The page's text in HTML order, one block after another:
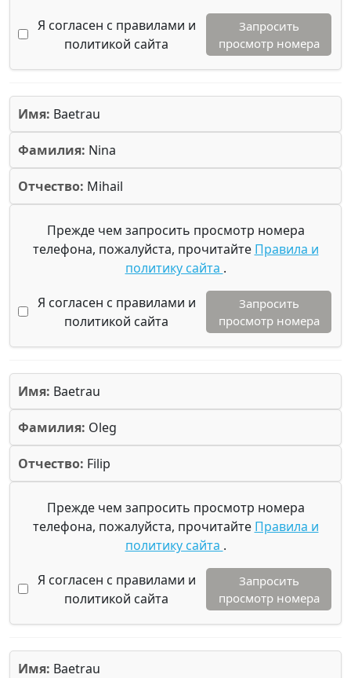
Я согласен с правилами и
политикой сайта
Запросить
просмотр номера
Имя: Baetrau
Фамилия: Nina
Отчество: Mihail
Прежде чем запросить просмотр номера
телефона, пожалуйста, прочитайте Правила и
политику сайта .
Я согласен с правилами и
политикой сайта
Запросить
просмотр номера
Имя: Baetrau
Фамилия: Oleg
Отчество: Filip
Прежде чем запросить просмотр номера
телефона, пожалуйста, прочитайте Правила и
политику сайта .
Я согласен с правилами и
политикой сайта
Запросить
просмотр номера
Имя: Baetrau